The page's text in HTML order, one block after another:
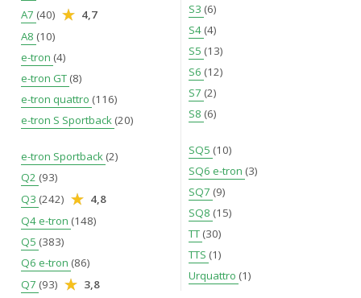
A7 (40)
4,7
A8 (10)
e-tron (4)
e-tron GT (8)
e-tron quattro (116)
e-tron S Sportback (20)
e-tron Sportback (2)
Q2 (93)
Q3 (242)
4,8
Q4 e-tron (148)
Q5 (383)
Q6 e-tron (86)
Q7 (93)
3,8
S3 (6)
S4 (4)
S5 (13)
S6 (12)
S7 (2)
S8 (6)
SQ5 (10)
SQ6 e-tron (3)
SQ7 (9)
SQ8 (15)
TT (30)
TTS (1)
Urquattro (1)